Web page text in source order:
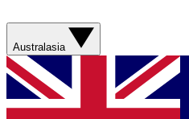
Australasia